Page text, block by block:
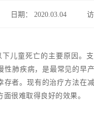
日期： 2020.03.04
儿童死亡的主要原因。
性肺疾病，是最常见的早
存者。现有的治疗方法在
很难取得良好的效果。